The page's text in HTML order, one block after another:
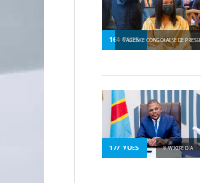
164 VUES
© AGENCE CONGOLAISE DE PRESSE
177 VUES © WIKIPÉDIA